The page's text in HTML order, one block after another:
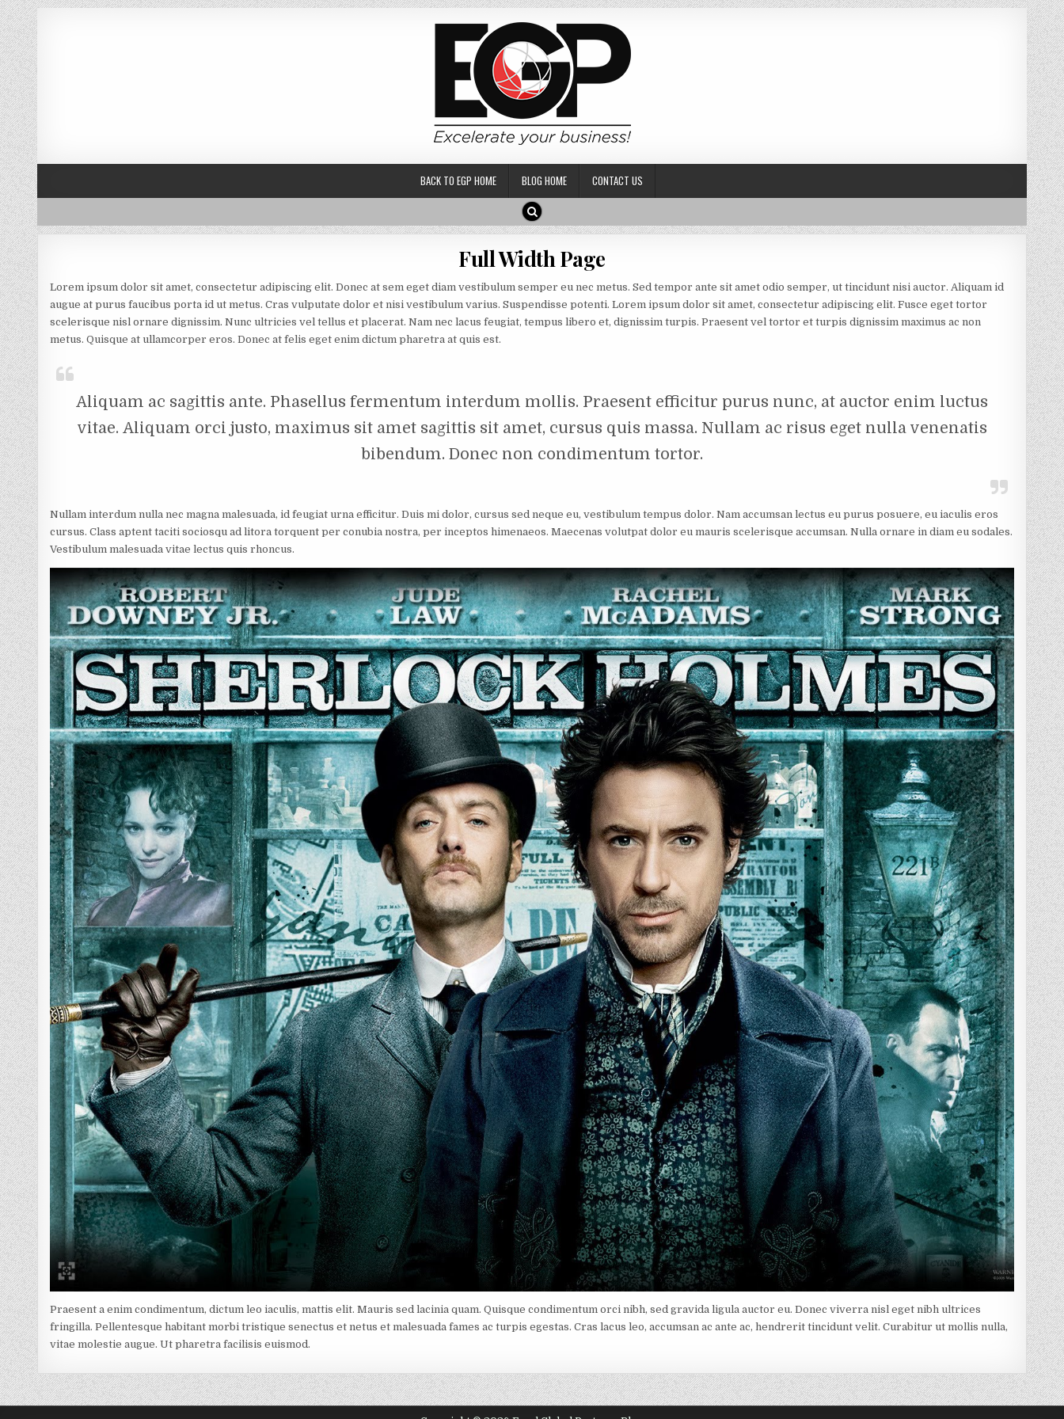
Skip to content
BACK TO EGP HOME BLOG HOME CONTACT US
Full Width Page
Lorem ipsum dolor sit amet, consectetur adipiscing elit. Donec at sem eget diam vestibulum semper eu nec metus. Sed tempor ante sit amet odio semper, ut tincidunt nisi auctor. Aliquam id
augue at purus faucibus porta id ut metus. Cras vulputate dolor et nisi vestibulum varius. Suspendisse potenti. Lorem ipsum dolor sit amet, consectetur adipiscing elit. Fusce eget tortor
scelerisque nisl ornare dignissim. Nunc ultricies vel tellus et placerat. Nam nec lacus feugiat, tempus libero et, dignissim turpis. Praesent vel tortor et turpis dignissim maximus ac non
metus. Quisque at ullamcorper eros. Donec at felis eget enim dictum pharetra at quis est.
Aliquam ac sagittis ante. Phasellus fermentum interdum mollis. Praesent efficitur purus nunc, at auctor enim luctus
vitae. Aliquam orci justo, maximus sit amet sagittis sit amet, cursus quis massa. Nullam ac risus eget nulla venenatis
bibendum. Donec non condimentum tortor.
Nullam interdum nulla nec magna malesuada, id feugiat urna efficitur. Duis mi dolor, cursus sed neque eu, vestibulum tempus dolor. Nam accumsan lectus eu purus posuere, eu iaculis eros
cursus. Class aptent taciti sociosqu ad litora torquent per conubia nostra, per inceptos himenaeos. Maecenas volutpat dolor eu mauris scelerisque accumsan. Nulla ornare in diam eu sodales.
Vestibulum malesuada vitae lectus quis rhoncus.
Praesent a enim condimentum, dictum leo iaculis, mattis elit. Mauris sed lacinia quam. Quisque condimentum orci nibh, sed gravida ligula auctor eu. Donec viverra nisl eget nibh ultrices
fringilla. Pellentesque habitant morbi tristique senectus et netus et malesuada fames ac turpis egestas. Cras lacus leo, accumsan ac ante ac, hendrerit tincidunt velit. Curabitur ut mollis nulla,
vitae molestie augue. Ut pharetra facilisis euismod.